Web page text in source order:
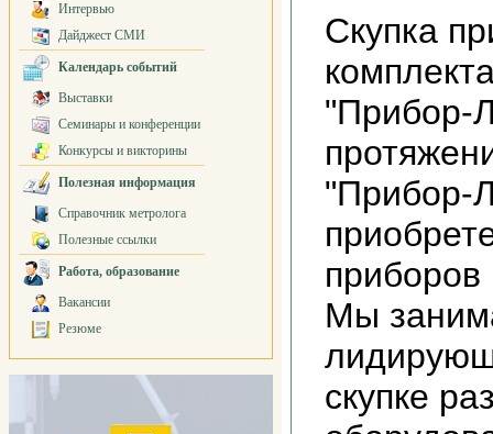
Интервью
Дайджест СМИ
Календарь событий
Выставки
Семинары и конференции
Конкурсы и викторины
Полезная информация
Справочник метролога
Полезные ссылки
Работа, образование
Вакансии
Резюме
Скупка
"Прибор-
"Прибор-
Мы
скупке